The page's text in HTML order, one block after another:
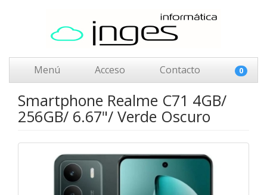
Menú Acceso Contacto 0
Smartphone Realme C71 4GB/
256GB/ 6.67"/ Verde Oscuro